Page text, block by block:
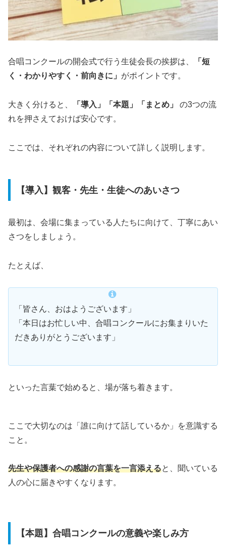
合唱コンクールの開会式で行う生徒会長の挨拶は、
「短
く・わかりやすく・前向きに」 がポイントです。
大きく分けると、 「導入」「本題」「まとめ」
の3つの流
れを押さえておけば安心です。
ここでは、それぞれの内容について詳しく説明します。
【導入】観客・先生・生徒へのあいさつ
最初は、会場に集まっている人たちに向けて、丁寧にあい
さつをしましょう。
たとえば、
「皆さん、おはようございます」
「本日はお忙しい中、合唱コンクールにお集まりいた
だきありがとうございます」
といった言葉で始めると、場が落ち着きます。
ここで大切なのは「誰に向けて話しているか」を意識する
こと。
先生や保護者への感謝の言葉を一言添えると、聞いている
人の心に届きやすくなります。
【本題】合唱コンクールの意義や楽しみ方